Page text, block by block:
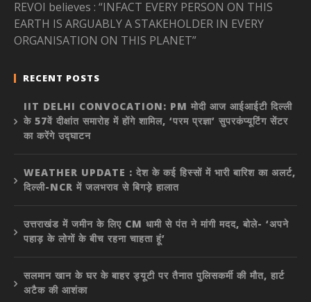
REVOI believes : “INFACT EVERY PERSON ON THIS
EARTH IS ARGUABLY A STAKEHOLDER IN EVERY
ORGANISATION ON THIS PLANET”
RECENT POSTS
IIT DELHI CONVOCATION: PM मोदी आज आईआईटी दिल्ली
के 57वें दीक्षांत समारोह में होंगे शामिल, ‘परम प्रज्ञा’ सुपरकंप्यूटिंग सेंटर
का करेंगे उद्घाटन
WEATHER UPDATE : देश के कई हिस्सों में भारी बारिश का अलर्ट,
दिल्ली-NCR में जलभराव से बिगड़े हालात
उत्तराखंड में जमीन के लिए CM धामी से पंत ने मांगी मदद, बोले- ‘अपने
पहाड़ के लोगों के बीच रहना चाहता हूं’
सलमान खान के घर के बाहर ड्यूटी पर तैनात पुलिसकर्मी की मौत, हार्ट
अटैक की आशंका